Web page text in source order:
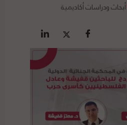
أبحاث ودراسات أكاديمية